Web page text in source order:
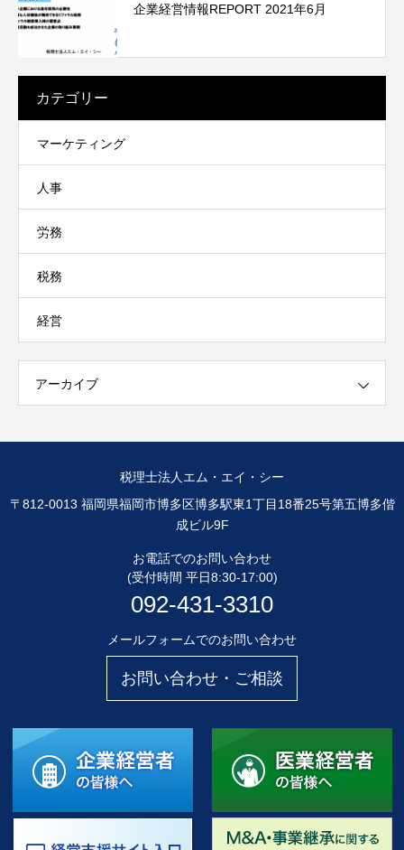
企業経営情報REPORT 2021年6月
カテゴリー
マーケティング
人事
労務
税務
経営
アーカイブ
税理士法人エム・エイ・シー
〒812-0013 福岡県福岡市博多区博多駅東1丁目18番25号第五博多偕
成ビル9F
お電話でのお問い合わせ
(受付時間 平日8:30-17:00)
092-431-3310
メールフォームでのお問い合わせ
お問い合わせ・ご相談